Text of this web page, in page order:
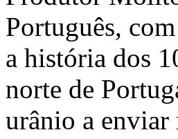
Português,
a história dos
norte de
urânio a enviar